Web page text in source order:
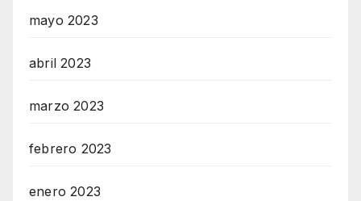
mayo 2023
abril 2023
marzo 2023
febrero 2023
enero 2023